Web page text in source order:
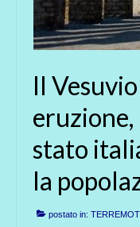
Il
stato
la
postato in: